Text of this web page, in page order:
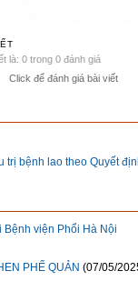
là: 0 trong 0 đánh giá
Click để đánh giá bài viết
trị bệnh lao theo Quyết
viện Phổi Hà Nội
PHẾ QUẢN (07/05/